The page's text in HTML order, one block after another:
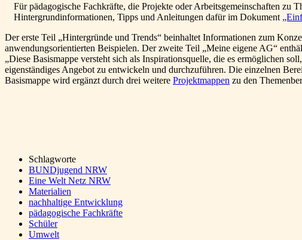
Für pädagogische Fachkräfte, die Projekte oder Arbeitsgemeinschaften
Hintergrundinformationen, Tipps und Anleitungen dafür im Dokument
Der erste Teil „Hintergründe und Trends“ beinhaltet Informationen zum
anwendungsorientierten Beispielen. Der zweite Teil „Meine eigene AG“
„Diese Basismappe versteht sich als Inspirationsquelle, die es ermöglichen
eigenständiges Angebot zu entwickeln und durchzuführen. Die einzelnen
Basismappe wird ergänzt durch drei weitere Projektmappen zu den
Schlagworte
BUNDjugend NRW
Eine Welt Netz NRW
Materialien
nachhaltige Entwicklung
pädagogische Fachkräfte
Schüler
Umwelt